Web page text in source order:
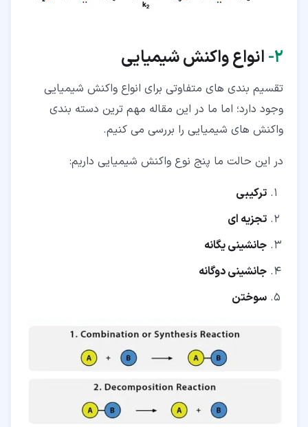
۲‏- انواع واکنش شیمیایی
تقسیم بندی های متفاوتی برای انواع واکنش شیمیایی
وجود دارد؛ اما ما در این مقاله مهم ترین دسته بندی
واکنش های شیمیایی را بررسی می کنیم.
در این حالت ما پنج نوع واکنش شیمیایی داریم:
ترکیبی
تجزیه ای
جانشینی یگانه
جانشینی دوگانه
سوختن